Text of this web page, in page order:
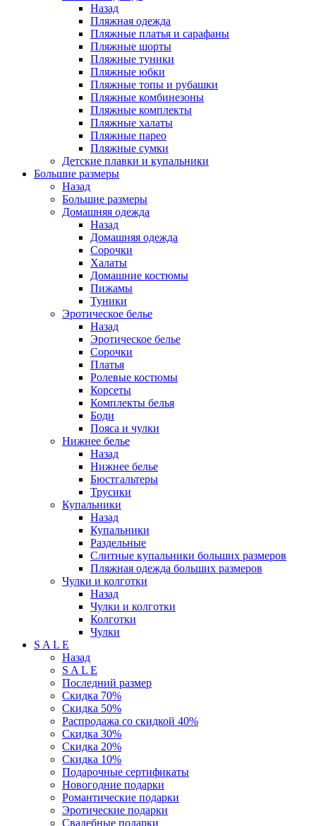
Назад
Пляжная одежда
Пляжные платья и сарафаны
Пляжные шорты
Пляжные туники
Пляжные юбки
Пляжные топы и рубашки
Пляжные комбинезоны
Пляжные комплекты
Пляжные халаты
Пляжные парео
Пляжные сумки
Детские плавки и купальники
Большие размеры
Назад
Большие размеры
Домашняя одежда
Назад
Домашняя одежда
Сорочки
Халаты
Домашние костюмы
Пижамы
Туники
Эротическое белье
Назад
Эротическое белье
Сорочки
Платья
Ролевые костюмы
Корсеты
Комплекты белья
Боди
Пояса и чулки
Нижнее белье
Назад
Нижнее белье
Бюстгальтеры
Трусики
Купальники
Назад
Купальники
Раздельные
Слитные купальники больших размеров
Пляжная одежда больших размеров
Чулки и колготки
Назад
Чулки и колготки
Колготки
Чулки
S A L E
Назад
S A L E
Последний размер
Скидка 70%
Скидка 50%
Распродажа со скидкой 40%
Скидка 30%
Скидка 20%
Скидка 10%
Подарочные сертификаты
Новогодние подарки
Романтические подарки
Эротические подарки
Свадебные подарки